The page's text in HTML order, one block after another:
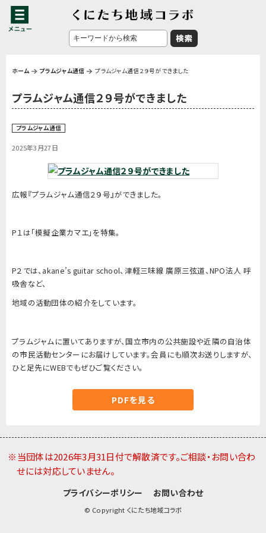
ホーム プラムジャム通信 プラムジャム通信２９号ができました
プラムジャム通信２９号ができました
プラムジャム通信
2025年3月27日
広報『プラムジャム通信２９号』ができました。
P１は「模擬企業カマエ」を特集。
P２では、akane’s guitar school、津軽三味線 廣原三弦道、NPO法人 呼
吸舎など、
地域の活動団体の紹介をしています。
プラムジャムに置いてありますが、国立市内の公共施設や近隣の自治体
の市民活動センターにお届けしています。会員にも順次お送りしますが、
ひと足先にWEBでもぜひご覧ください。
PDFを見る
※当団体は2026年3月31日付で解散済です。ご相談・お問い合わ
せには対応していません。
プライバシーポリシー お問い合わせ
© Copyright くにたち地域コラボ